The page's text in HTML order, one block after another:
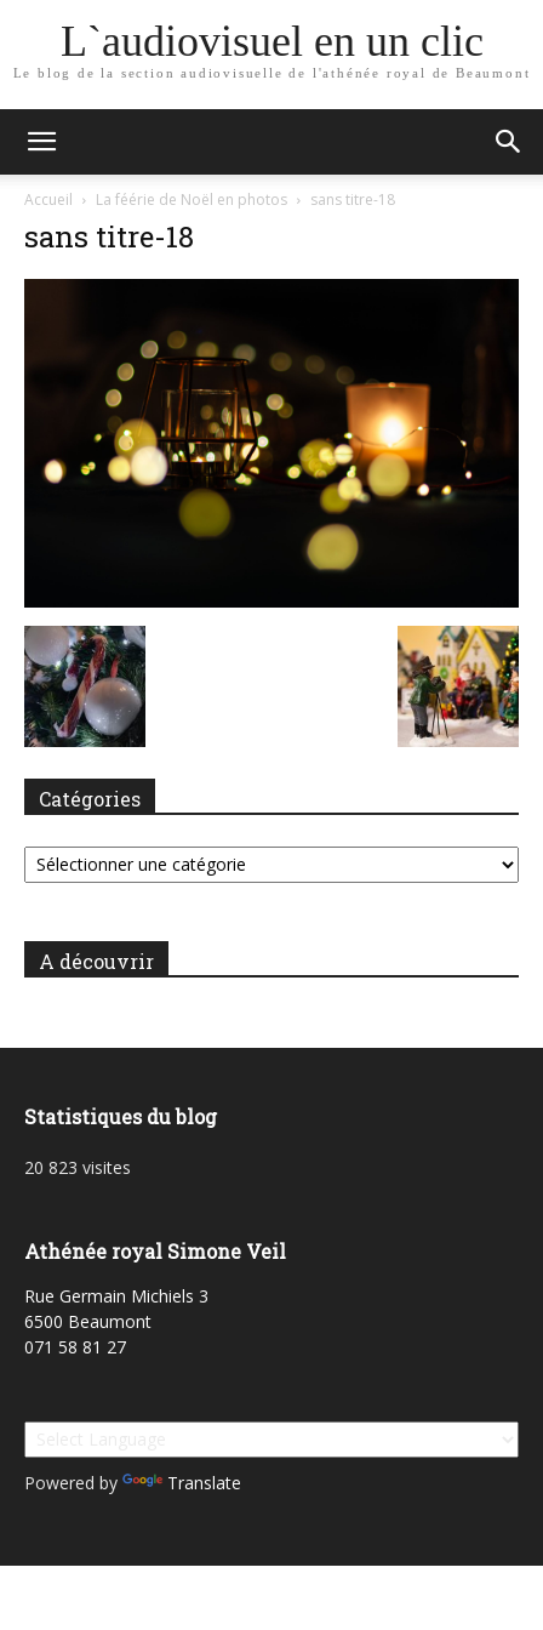
L`audiovisuel en un clic
Le blog de la section audiovisuelle de l'athénée royal de Beaumont
Accueil La féérie de Noël en photos sans titre-18
sans titre-18
Catégories
Catégories
A découvrir
Statistiques du blog
20 823 visites
Athénée royal Simone Veil
Rue Germain Michiels 3
6500 Beaumont
071 58 81 27
Powered by Translate